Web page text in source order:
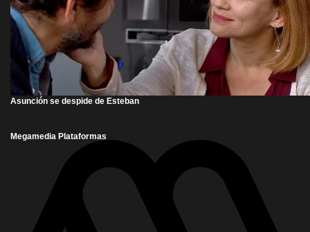
Asunción se despide de Esteban
Megamedia Plataformas